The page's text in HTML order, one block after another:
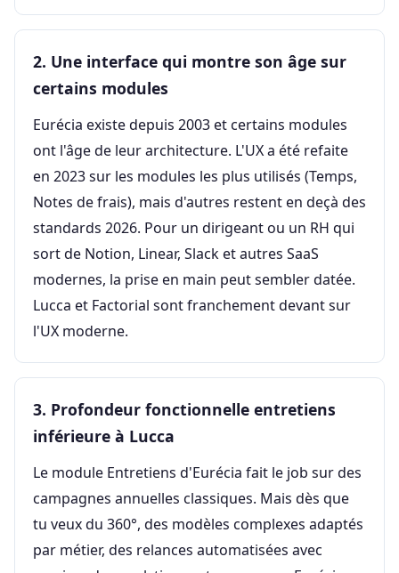
2. Une interface qui montre son âge sur
certains modules
Eurécia existe depuis 2003 et certains modules
ont l'âge de leur architecture. L'UX a été refaite
en 2023 sur les modules les plus utilisés (Temps,
Notes de frais), mais d'autres restent en deçà des
standards 2026. Pour un dirigeant ou un RH qui
sort de Notion, Linear, Slack et autres SaaS
modernes, la prise en main peut sembler datée.
Lucca et Factorial sont franchement devant sur
l'UX moderne.
3. Profondeur fonctionnelle entretiens
inférieure à Lucca
Le module Entretiens d'Eurécia fait le job sur des
campagnes annuelles classiques. Mais dès que
tu veux du 360°, des modèles complexes adaptés
par métier, des relances automatisées avec